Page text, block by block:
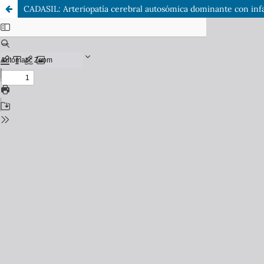
CADASIL: Arteriopatía cerebral autosómica dominante con